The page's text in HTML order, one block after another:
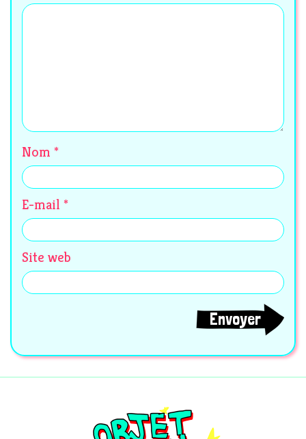
Nom *
E-mail *
Site web